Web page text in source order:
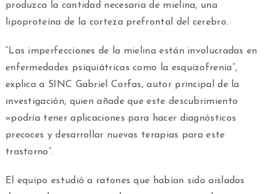
produzca la cantidad necesaria de mielina, una
lipoproteína de la corteza prefrontal del cerebro.
“Las imperfecciones de la mielina están involucradas en
enfermedades psiquiátricas como la esquizofrenia”,
explica a SINC Gabriel Corfas, autor principal de la
investigación, quien añade que este descubrimiento
«podría tener aplicaciones para hacer diagnósticos
precoces y desarrollar nuevas terapias para este
trastorno”.
El equipo estudió a ratones que habían sido aislados